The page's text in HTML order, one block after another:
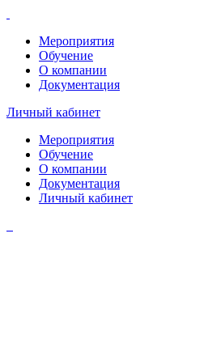
Мероприятия
Обучение
О компании
Документация
Личный кабинет
Мероприятия
Обучение
О компании
Документация
Личный кабинет